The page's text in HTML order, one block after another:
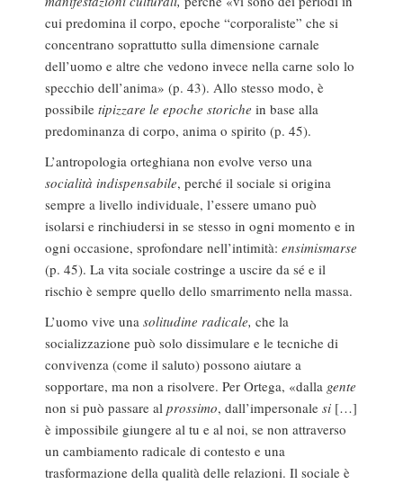
cui predomina il corpo, epoche “corporaliste” che si
concentrano soprattutto sulla dimensione carnale
dell’uomo e altre che vedono invece nella carne solo lo
specchio dell’anima» (p. 43). Allo stesso modo, è
possibile tipizzare le epoche storiche in base alla
predominanza di corpo, anima o spirito (p. 45).
L’antropologia orteghiana non evolve verso una
socialità indispensabile, perché il sociale si origina
sempre a livello individuale, l’essere umano può
isolarsi e rinchiudersi in se stesso in ogni momento e in
ogni occasione, sprofondare nell’intimità: ensimismarse
(p. 45). La vita sociale costringe a uscire da sé e il
rischio è sempre quello dello smarrimento nella massa.
L’uomo vive una solitudine radicale, che la
socializzazione può solo dissimulare e le tecniche di
convivenza (come il saluto) possono aiutare a
sopportare, ma non a risolvere. Per Ortega, «dalla gente
non si può passare al prossimo, dall’impersonale si […]
è impossibile giungere al tu e al noi, se non attraverso
un cambiamento radicale di contesto e una
trasformazione della qualità delle relazioni. Il sociale è